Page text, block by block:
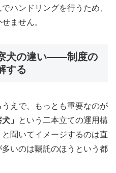
ハンドリングを行うため、
ません。
犬の違い——制度の
する
えで、もっとも重要なのが
」
という二本立ての運用構
聞いてイメージするのは直
いのは嘱託のほうという都